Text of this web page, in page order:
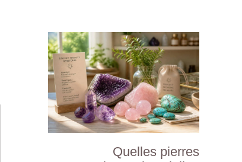
Quelles pierres